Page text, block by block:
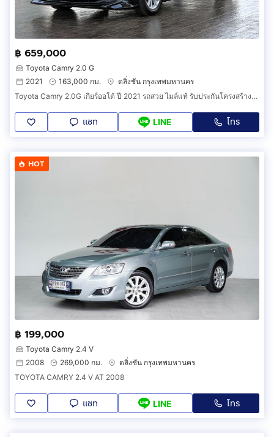
฿ 659,000
Toyota Camry 2.0 G
2021
163,000 กม.
ตลิ่งชัน กรุงเทพมหานคร
Toyota Camry 2.0G เกียร์ออโต้ ปี 2021 รถสวย ไมล์แท้ รับประกันโครงสร้างเดิม
แชท LINE โทร
HOT
฿ 199,000
Toyota Camry 2.4 V
2008
269,000 กม.
ตลิ่งชัน กรุงเทพมหานคร
TOYOTA CAMRY 2.4 V AT 2008
แชท LINE โทร